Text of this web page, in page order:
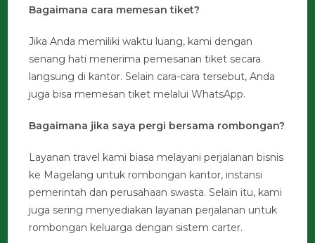
Bagaimana cara memesan tiket?
Jika Anda memiliki waktu luang, kami dengan
senang hati menerima pemesanan tiket secara
langsung di kantor. Selain cara-cara tersebut, Anda
juga bisa memesan tiket melalui WhatsApp.
Bagaimana jika saya pergi bersama rombongan?
Layanan travel kami biasa melayani perjalanan bisnis
ke Magelang untuk rombongan kantor, instansi
pemerintah dan perusahaan swasta. Selain itu, kami
juga sering menyediakan layanan perjalanan untuk
rombongan keluarga dengan sistem carter.